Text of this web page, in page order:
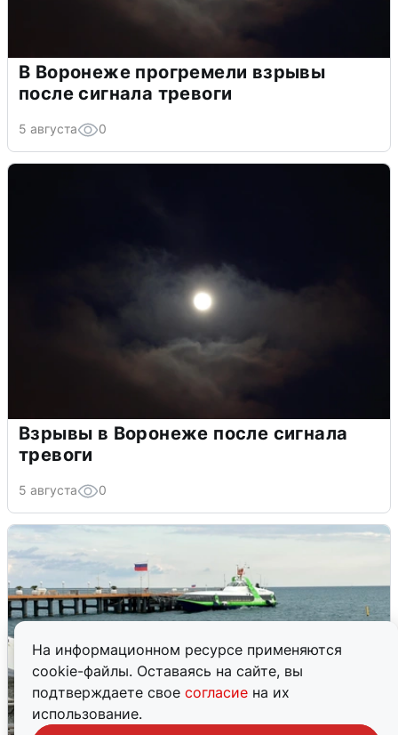
На информационном ресурсе применяются
cookie-файлы. Оставаясь на сайте, вы
подтверждаете свое согласие на их
использование.
В Воронеже прогремели взрывы
после сигнала тревоги
5 августа 0
Взрывы в Воронеже после сигнала
тревоги
5 августа 0